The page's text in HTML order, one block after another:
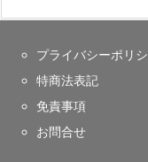
プライバシーポリ
特商法表記
免責事項
お問合せ